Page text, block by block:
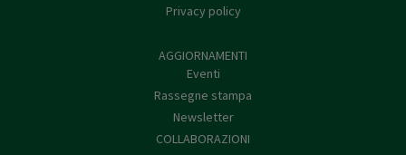
Privacy policy
AGGIORNAMENTI
Eventi
Rassegne stampa
Newsletter
COLLABORAZIONI